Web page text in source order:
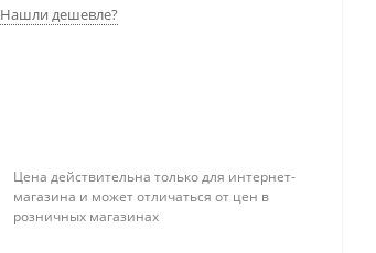
Нашли дешевле?
Цена действительна только для интернет-
магазина и может отличаться от цен в
розничных магазинах